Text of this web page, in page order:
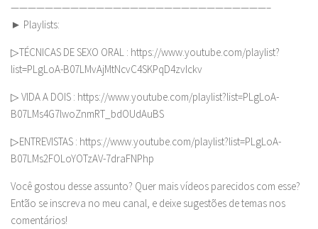
——————————————————————————————–
► Playlists:
▷TÉCNICAS DE SEXO ORAL : https://www.youtube.com/playlist?
list=PLgLoA-B07LMvAjMtNcvC4SKPqD4zvIckv
▷ VIDA A DOIS : https://www.youtube.com/playlist?list=PLgLoA-
B07LMs4G7lwoZnmRT_bdOUdAuBS
▷ENTREVISTAS : https://www.youtube.com/playlist?list=PLgLoA-
B07LMs2FOLoYOTzAV-7draFNPhp
Você gostou desse assunto? Quer mais vídeos parecidos com esse?
Então se inscreva no meu canal, e deixe sugestões de temas nos
comentários!